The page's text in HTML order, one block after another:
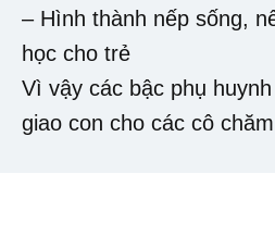
– Hình thành nếp sống,
học cho trẻ
Vì vậy các bậc phụ
giao con cho các cô